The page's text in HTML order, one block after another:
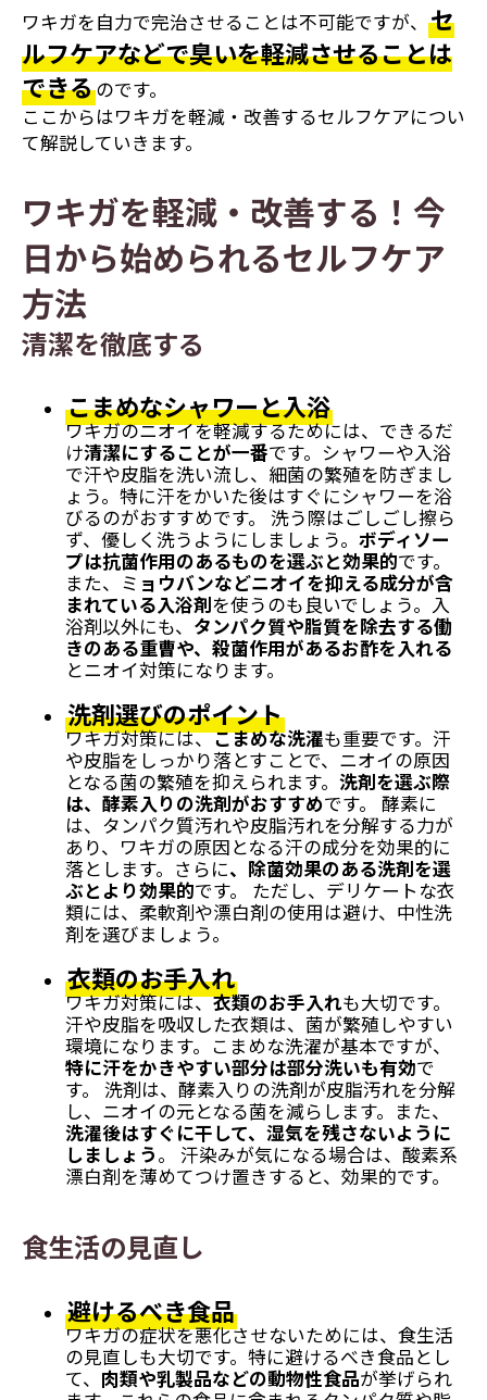
ワキガを自力で完治させることは不可能ですが、 セ
ルフケアなどで臭いを軽減させることは
できるのです。
ここからはワキガを軽減・改善するセルフケアについ
て解説していきます。
ワキガを軽減・改善する！今
日から始められるセルフケア
方法
清潔を徹底する
こまめなシャワーと入浴
ワキガのニオイを軽減するためには、できるだ
け清潔にすることが一番です。シャワーや入浴
で汗や皮脂を洗い流し、細菌の繁殖を防ぎまし
ょう。特に汗をかいた後はすぐにシャワーを浴
びるのがおすすめです。 洗う際はごしごし擦ら
ず、優しく洗うようにしましょう。 ボディソー
プは抗菌作用のあるものを選ぶと効果的です。
また、ミ ョウバンなどニオイを抑える成分が含
まれている入浴剤を使うのも良いでしょう。入
浴剤以外にも、 タンパク質や脂質を除去する働
きのある重曹や、殺菌作用があるお酢を入れる
とニオイ対策になります。
洗剤選びのポイント
ワキガ対策には、こまめな洗濯も重要です。汗
や皮脂をしっかり落とすことで、ニオイの原因
となる菌の繁殖を抑えられます。 洗剤を選ぶ際
は、酵素入りの洗剤がおすすめです。 酵素に
は、タンパク質汚れや皮脂汚れを分解する力が
あり、ワキガの原因となる汗の成分を効果的に
落とします。さらに、除菌効果のある洗剤を選
ぶとより効果的です。 ただし、デリケートな衣
類には、柔軟剤や漂白剤の使用は避け、中性洗
剤を選びましょう。
衣類のお手入れ
ワキガ対策には、衣類のお手入れも大切です。
汗や皮脂を吸収した衣類は、菌が繁殖しやすい
環境になります。こまめな洗濯が基本ですが、
特に汗をかきやすい部分は部分洗いも有効で
す。 洗剤は、酵素入りの洗剤が皮脂汚れを分解
し、ニオイの元となる菌を減らします。また、
洗濯後はすぐに干して、湿気を残さないように
しましょう。 汗染みが気になる場合は、酸素系
漂白剤を薄めてつけ置きすると、効果的です。
食生活の見直し
避けるべき食品
ワキガの症状を悪化させないためには、食生活
の見直しも大切です。特に避けるべき食品とし
て、 肉類や乳製品などの動物性食品が挙げられ